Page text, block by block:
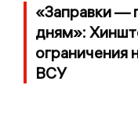
«Заправки —
дням»:
ограничения
ВСУ